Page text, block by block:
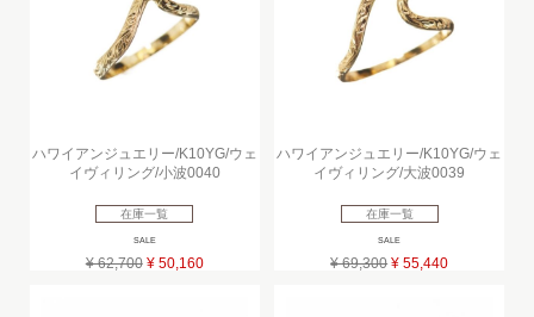
ハワイアンジュエリー/K10YG/ウェ
イヴィリング/小波0040
在庫一覧
SALE
¥ 62,700 ¥ 50,160
ハワイアンジュエリー/K10YG/ウェ
イヴィリング/大波0039
在庫一覧
SALE
¥ 69,300 ¥ 55,440